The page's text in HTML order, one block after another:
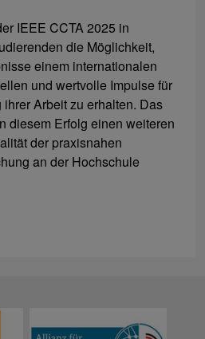
IEEE CCTA 2025 in
die Möglichkeit,
einem internationalen
und wertvolle Impulse für
Arbeit zu erhalten. Das
diesem Erfolg einen weiteren
der praxisnahen
an der Hochschule